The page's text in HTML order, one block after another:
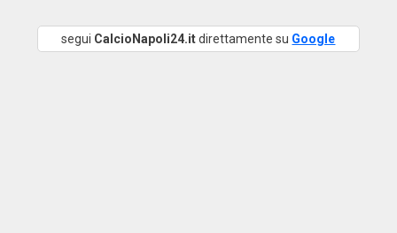
segui CalcioNapoli24.itdirettamente su Google